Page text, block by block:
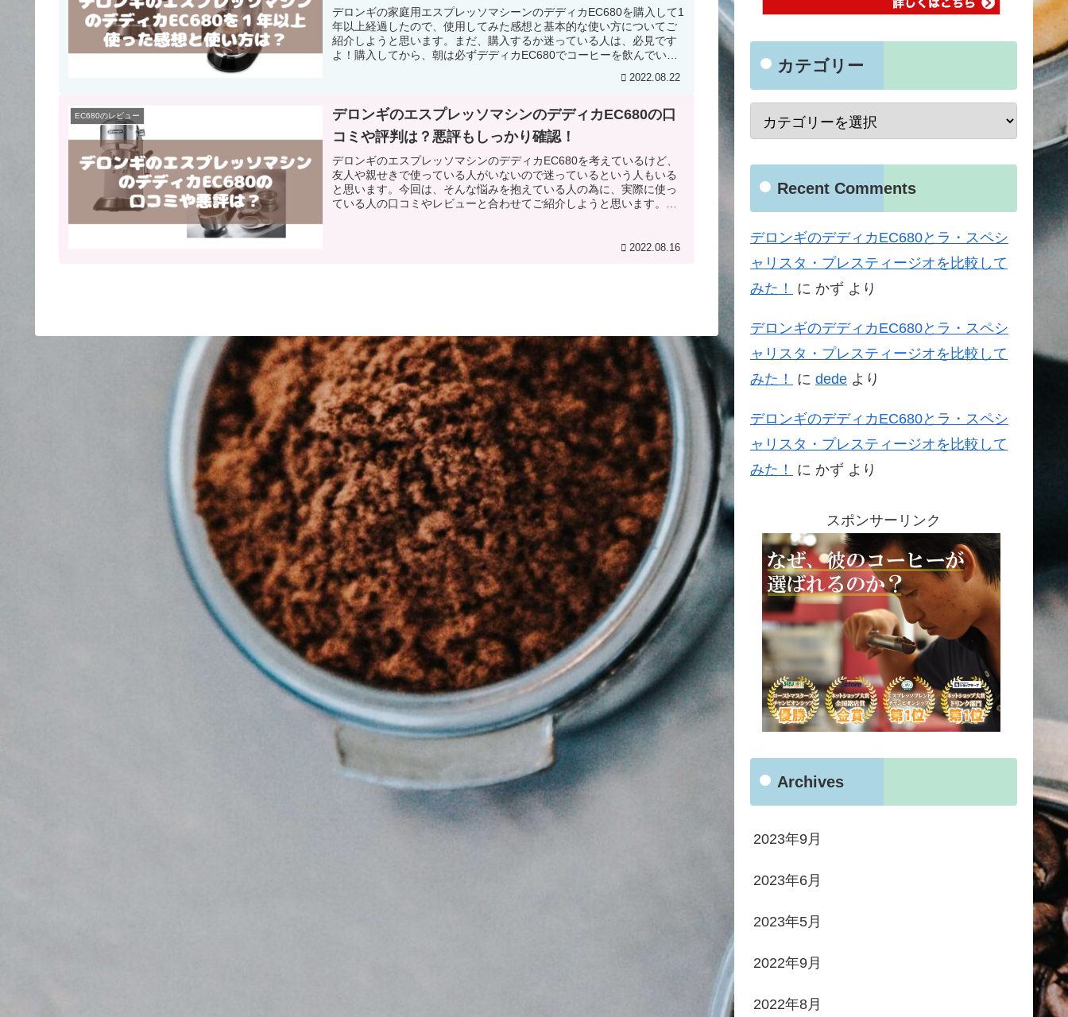
デロンギの家庭用エスプレッソマシーンのデディカEC680を購入して1
年以上経過したので、使用してみた感想と基本的な使い方についてご
紹介しようと思います。まだ、購入するか迷っている人は、必見です
よ！購入してから、朝は必ずデディカEC680でコーヒーを飲んでいま
たりして楽しんでいる人も多いみたいですが、私はシンプルな使い方
くカフェライフがおくれます。
2022.08.22
EC680のレビュー
デロンギのエスプレッソマシンのデディカEC680の口
コミや評判は？悪評もしっかり確認！
デロンギのエスプレッソマシンのデディカEC680を考えているけど、
友人や親せきで使っている人がいないので迷っているという人もいる
と思います。今回は、そんな悩みを抱えている人の為に、実際に使っ
ている人の口コミやレビューと合わせてご紹介しようと思います。実
見ていきましょう！購入して使っている人の口コミや細かい指摘など
2022.08.16
カテゴリー
Recent Comments
デロンギのデディカEC680とラ・スペシ
ャリスタ・プレスティージオを比較して
みた！
に かず より
デロンギのデディカEC680とラ・スペシ
ャリスタ・プレスティージオを比較して
みた！
に dede より
デロンギのデディカEC680とラ・スペシ
ャリスタ・プレスティージオを比較して
みた！
に かず より
スポンサーリンク
Archives
2023年9月
2023年6月
2023年5月
2022年9月
2022年8月